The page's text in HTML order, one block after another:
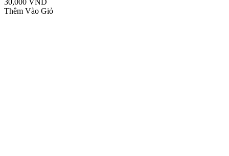
30,000 VND
Thêm Vào Giỏ